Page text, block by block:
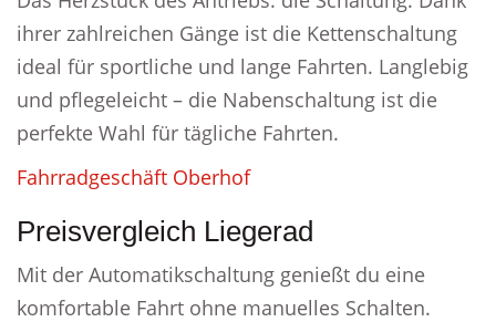
ihrer zahlreichen Gänge ist die Kettenschaltung
ideal für sportliche und lange Fahrten. Langlebig
und pflegeleicht – die Nabenschaltung ist die
perfekte Wahl für tägliche Fahrten.
Fahrradgeschäft Oberhof
Preisvergleich Liegerad
Mit der Automatikschaltung genießt du eine
komfortable Fahrt ohne manuelles Schalten.